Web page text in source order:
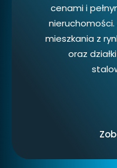
cenami i
mieszkania z
oraz